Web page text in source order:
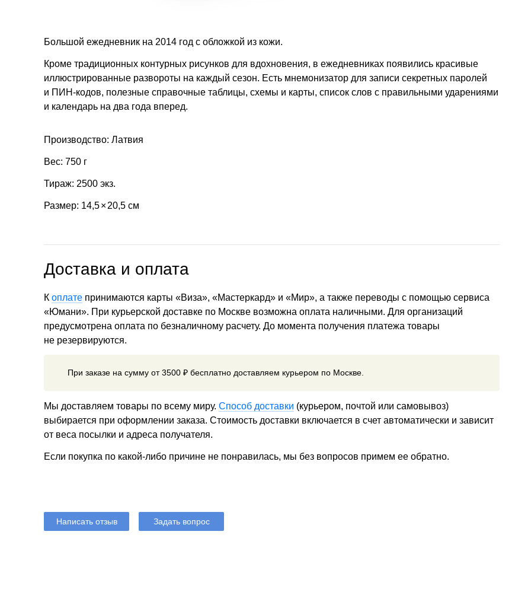
Большой ежедневник на 2014 год с обложкой из кожи.
Кроме традиционных контурных рисунков для вдохновения, в ежедневниках появились красивые
иллюстрированные развороты на каждый сезон. Есть мнемонизатор для записи секретных паролей
и ПИН-кодов, полезные справочные таблицы, схемы и карты, список слов с правильными ударениями
и календарь на два года вперед.
Производство: Латвия
Вес: 750 г
Тираж: 2500 экз.
Размер: 14,5× 20,5 см
Доставка и оплата
К оплате принимаются карты «Виза», «Мастеркард» и «Мир», а также переводы с помощью сервиса
«Юмани». При курьерской доставке по Москве возможна оплата наличными. Для организаций
предусмотрена оплата по безналичному расчету. До момента получения платежа товары
не резервируются.
При заказе на сумму от 3500 ₽ бесплатно доставляем курьером по Москве.
Мы доставляем товары по всему миру. Способ доставки (курьером, почтой или самовывоз)
выбирается при оформлении заказа. Стоимость доставки включается в счет автоматически и зависит
от веса посылки и адреса получателя.
Если покупка по какой-либо причине не понравилась, мы без вопросов примем ее обратно.
Написать отзыв Задать вопрос